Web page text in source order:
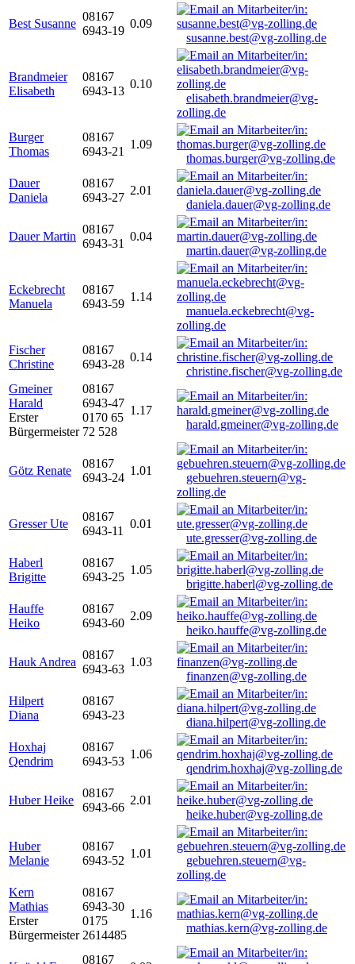
Best Susanne
08167
6943-19
0.09
susanne.best@vg-zolling.de
Brandmeier
Elisabeth
08167
6943-13
0.10
elisabeth.brandmeier@vg-
zolling.de
Burger
Thomas
08167
6943-21
1.09
thomas.burger@vg-zolling.de
Dauer
Daniela
08167
6943-27
2.01
daniela.dauer@vg-zolling.de
Dauer Martin
08167
6943-31
0.04
martin.dauer@vg-zolling.de
Eckebrecht
Manuela
08167
6943-59
1.14
manuela.eckebrecht@vg-
zolling.de
Fischer
Christine
08167
6943-28
0.14
christine.fischer@vg-zolling.de
Gmeiner
Harald
Erster
Bürgermeister
08167
6943-47
0170 65
72 528
1.17
harald.gmeiner@vg-zolling.de
Götz Renate
08167
6943-24
1.01
gebuehren.steuern@vg-
zolling.de
Gresser Ute
08167
6943-11
0.01
ute.gresser@vg-zolling.de
Haberl
Brigitte
08167
6943-25
1.05
brigitte.haberl@vg-zolling.de
Hauffe
Heiko
08167
6943-60
2.09
heiko.hauffe@vg-zolling.de
Hauk Andrea
08167
6943-63
1.03
finanzen@vg-zolling.de
Hilpert
Diana
08167
6943-23
diana.hilpert@vg-zolling.de
Hoxhaj
Qendrim
08167
6943-53
1.06
qendrim.hoxhaj@vg-zolling.de
Huber Heike
08167
6943-66
2.01
heike.huber@vg-zolling.de
Huber
Melanie
08167
6943-52
1.01
gebuehren.steuern@vg-
zolling.de
Kern
Mathias
Erster
Bürgermeister
08167
6943-30
0175
2614485
1.16
mathias.kern@vg-zolling.de
08167